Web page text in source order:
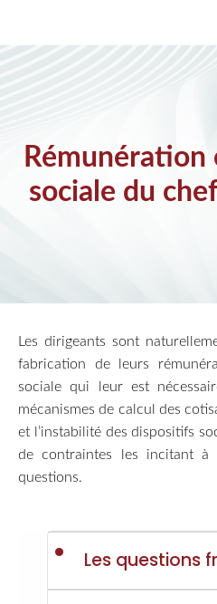
sociale du
Les dirigeants sont
fabrication de leurs
sociale qui leur est
mécanismes de calcul des
et l’instabilité des dispositifs
de contraintes les incitant
questions.
Les questions